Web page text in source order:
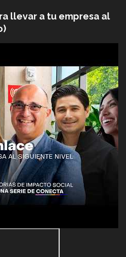
llevar a tu empresa al